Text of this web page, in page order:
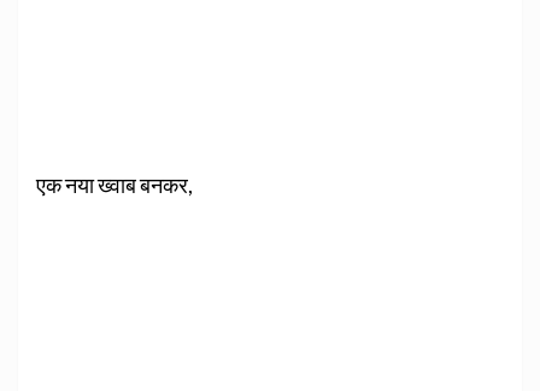
एक नया ख्वाब बनकर,